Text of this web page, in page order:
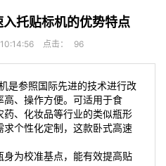
托贴标机的优势特点
点击： 96
是参照国际先进的技术进行改
、操作方便。可适用于食
、化妆品等行业的类似瓶形
个性化定制，这款卧式高速
为校准基点，能有效提高贴